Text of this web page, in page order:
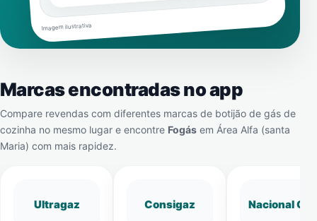
Imagem ilustrativa
Marcas encontradas no app
Compare revendas com diferentes marcas de botijão de gás de
cozinha no mesmo lugar e encontre Fogás em Área Alfa (santa
Maria) com mais rapidez.
Ultragaz Consigaz Nacional Gás